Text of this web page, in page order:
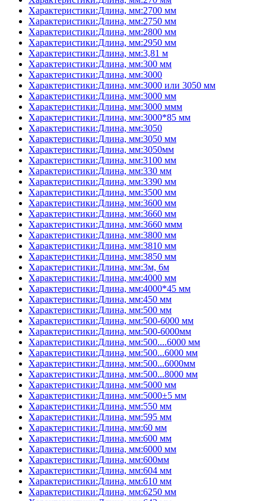
Характеристики:Длина, мм:2700 мм
Характеристики:Длина, мм:2750 мм
Характеристики:Длина, мм:2800 мм
Характеристики:Длина, мм:2950 мм
Характеристики:Длина, мм:3,81 м
Характеристики:Длина, мм:300 мм
Характеристики:Длина, мм:3000
Характеристики:Длина, мм:3000 или 3050 мм
Характеристики:Длина, мм:3000 мм
Характеристики:Длина, мм:3000 ммм
Характеристики:Длина, мм:3000*85 мм
Характеристики:Длина, мм:3050
Характеристики:Длина, мм:3050 мм
Характеристики:Длина, мм:3050мм
Характеристики:Длина, мм:3100 мм
Характеристики:Длина, мм:330 мм
Характеристики:Длина, мм:3390 мм
Характеристики:Длина, мм:3500 мм
Характеристики:Длина, мм:3600 мм
Характеристики:Длина, мм:3660 мм
Характеристики:Длина, мм:3660 ммм
Характеристики:Длина, мм:3800 мм
Характеристики:Длина, мм:3810 мм
Характеристики:Длина, мм:3850 мм
Характеристики:Длина, мм:3м, 6м
Характеристики:Длина, мм:4000 мм
Характеристики:Длина, мм:4000*45 мм
Характеристики:Длина, мм:450 мм
Характеристики:Длина, мм:500 мм
Характеристики:Длина, мм:500-6000 мм
Характеристики:Длина, мм:500-6000мм
Характеристики:Длина, мм:500....6000 мм
Характеристики:Длина, мм:500...6000 мм
Характеристики:Длина, мм:500...6000мм
Характеристики:Длина, мм:500...8000 мм
Характеристики:Длина, мм:5000 мм
Характеристики:Длина, мм:5000±5 мм
Характеристики:Длина, мм:550 мм
Характеристики:Длина, мм:595 мм
Характеристики:Длина, мм:60 мм
Характеристики:Длина, мм:600 мм
Характеристики:Длина, мм:6000 мм
Характеристики:Длина, мм:600мм
Характеристики:Длина, мм:604 мм
Характеристики:Длина, мм:610 мм
Характеристики:Длина, мм:6250 мм